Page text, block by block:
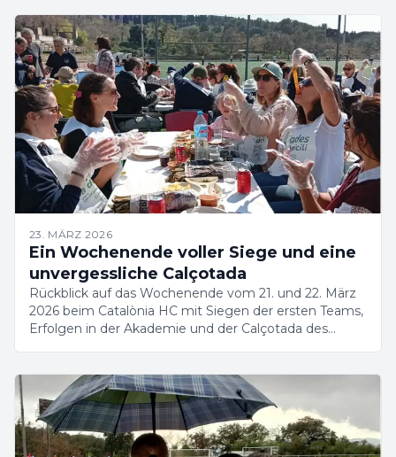
23. MÄRZ 2026
Ein Wochenende voller Siege und eine
unvergessliche Calçotada
Rückblick auf das Wochenende vom 21. und 22. März
2026 beim Catalònia HC mit Siegen der ersten Teams,
Erfolgen in der Akademie und der Calçotada des